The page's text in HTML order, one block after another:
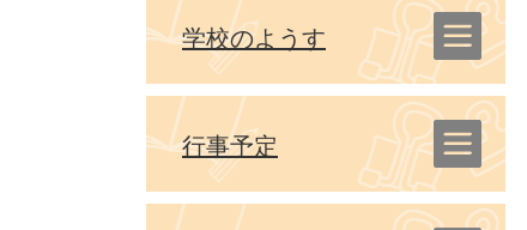
学校のようす
行事予定